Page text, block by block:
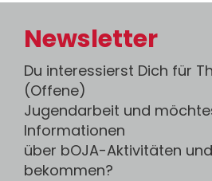
Newsletter
Du interessierst Dich für
(Offene)
Jugendarbeit und
Informationen
über bOJA-Aktivitäten
bekommen?